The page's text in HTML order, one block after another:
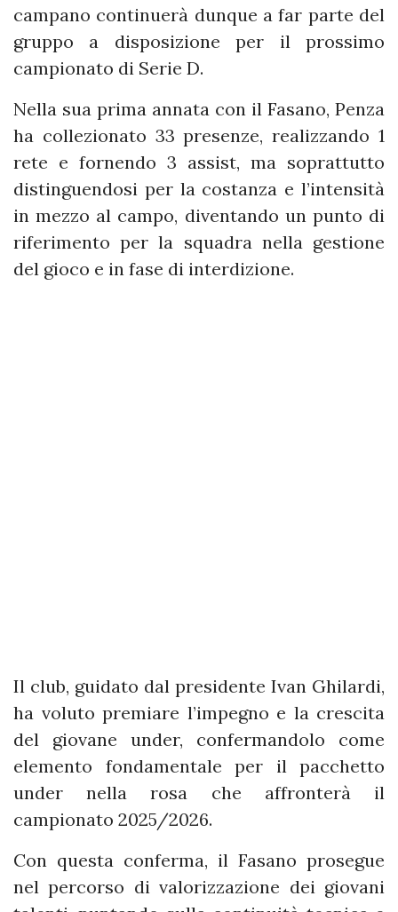
campano continuerà dunque a far parte del
gruppo a disposizione per il prossimo
campionato di Serie D.
Nella sua prima annata con il Fasano, Penza
ha collezionato 33 presenze, realizzando 1
rete e fornendo 3 assist, ma soprattutto
distinguendosi per la costanza e l’intensità
in mezzo al campo, diventando un punto di
riferimento per la squadra nella gestione
del gioco e in fase di interdizione.
Il club, guidato dal presidente Ivan Ghilardi,
ha voluto premiare l’impegno e la crescita
del giovane under, confermandolo come
elemento fondamentale per il pacchetto
under nella rosa che affronterà il
campionato 2025/2026.
Con questa conferma, il Fasano prosegue
nel percorso di valorizzazione dei giovani